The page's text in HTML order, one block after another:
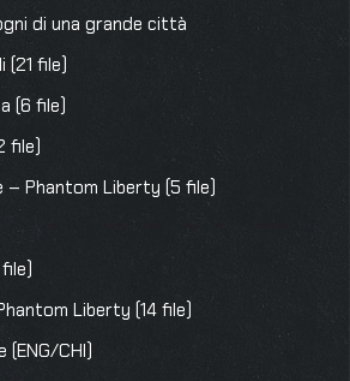
di una grande città
file)
(6 file)
file)
– Phantom Liberty (5 file)
Liberty (14 file)
(ENG/CHI)